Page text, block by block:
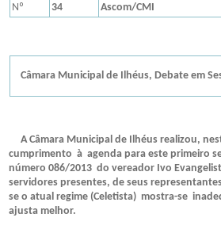
Nº 34 Ascom/CMI
Câmara Municipal de Ilhéus, Debate em
A Câmara Municipal de Ilhéus realizou,
cumprimento à agenda para este primeiro
número 086/2013 do vereador Ivo
servidores presentes, de seus
se o atual regime (Celetista) mostra-se
ajusta melhor.